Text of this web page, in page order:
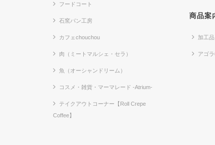
フードコート
石窯パン工房
カフェchouchou
肉（ミートマルシェ・セラ）
魚（オーシャンドリーム）
コスメ・雑貨・マーマレード -Atrium-
テイクアウトコーナー【Roll Crepe
Coffee】
商品案
加工品
アゴ